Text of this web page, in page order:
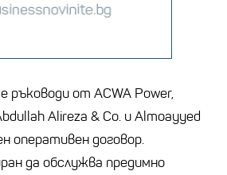
ръководи от ACWA Power,
Alireza & Co. и Almoayyed
оперативен договор.
да обслужва предимно